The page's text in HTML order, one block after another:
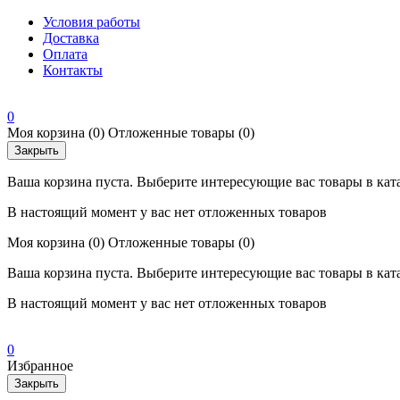
Условия работы
Доставка
Оплата
Контакты
0
Моя корзина (0) Отложенные товары (0)
Закрыть
Ваша корзина пуста. Выберите интересующие вас товары в
В настоящий момент у вас нет отложенных товаров
Моя корзина (0) Отложенные товары (0)
Ваша корзина пуста. Выберите интересующие вас товары в
В настоящий момент у вас нет отложенных товаров
0
Избранное
Закрыть